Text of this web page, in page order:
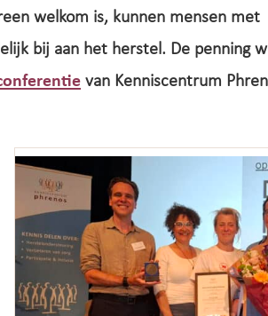
welkom is, kunnen mensen met
bij aan het herstel. De penning
van Kenniscentrum